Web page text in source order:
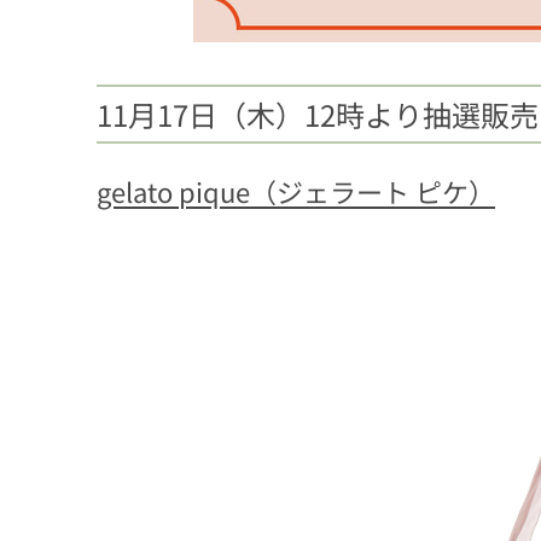
11月17日（木）12時より抽選販
gelato pique（ジェラート ピケ）